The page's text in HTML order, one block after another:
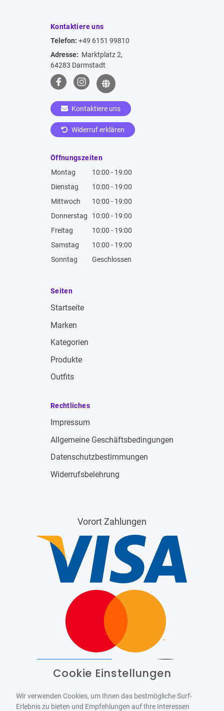
Kontaktiere uns
Telefon: +49 6151 99810
Adresse: Marktplatz 2,
64283 Darmstadt
Kontaktiere uns
Widerruf erklären
Öffnungszeiten
Montag
10:00 - 19:00
Dienstag
10:00 - 19:00
Mittwoch
10:00 - 19:00
Donnerstag
10:00 - 19:00
Freitag
10:00 - 19:00
Samstag
10:00 - 19:00
Sonntag
Geschlossen
Seiten
Startseite
Marken
Kategorien
Produkte
Outfits
Rechtliches
Impressum
Allgemeine Geschäftsbedingungen
Datenschutzbestimmungen
Widerrufsbelehrung
Vorort Zahlungen
WCAG-2.1-AA
Cookie Einstellungen
Wir verwenden Cookies, um Ihnen das bestmögliche Surf-
Erlebnis zu bieten und Empfehlungen auf Ihre Interessen